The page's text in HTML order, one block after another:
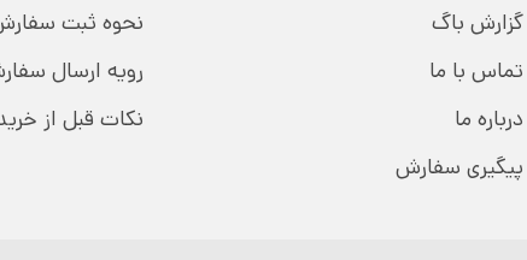
گزارش باگ
تماس با ما
درباره ما
پیگیری سفارش
نحوه ثبت
رویه ارسال
نکات قبل از